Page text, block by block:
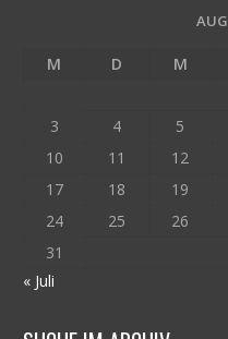
M D M
3
4 5
10
11 12
17
18 19
24
25 26
31
« Juli